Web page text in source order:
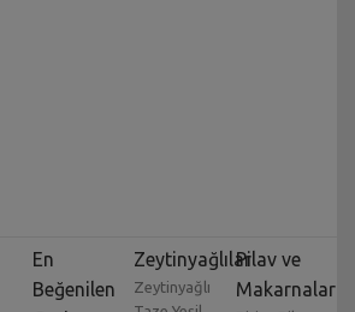
En
Beğenilen
Zeytinyağlılar
Zeytinyağlı
Pilav ve
Makarnalar